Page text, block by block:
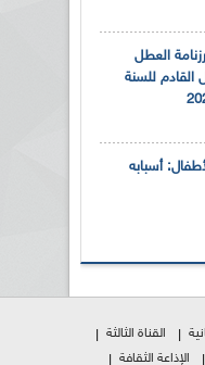
رزنامة العطل
القادم للسنة
أسبابه
القناة الثالثة
الإذاعة الثقافة